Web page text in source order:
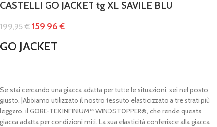
CASTELLI GO JACKET tg XL SAVILE BLU
199,95€ 159,96€
GO JACKET
Se stai cercando una giacca adatta per tutte le situazioni, sei nel posto
giusto. |Abbiamo utilizzato il nostro tessuto elasticizzato a tre strati più
leggero, il GORE-TEX INFINIUM™ WINDSTOPPER®, che rende questa
giacca adatta per condizioni miti. La sua elasticità conferisce alla giacca